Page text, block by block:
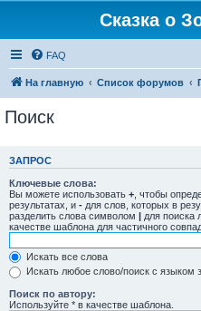
Сказка о
FAQ
На главную Список форумов
Поиск
ЗАПРОС
Ключевые слова:
Вы можете использовать + , чтобы
результатах, и - для слов, которых в
разделить слова символом | для поиска
качестве шаблона для частичного
Искать все слова
Искать любое слово/поиск с языком
Поиск по автору:
Используйте * в качестве шаблона.